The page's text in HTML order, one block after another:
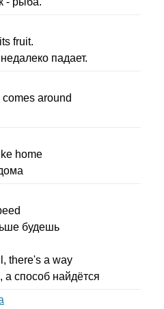
its fruit.
падает.
comes around
home
будешь
, there's a way
способ найдётся